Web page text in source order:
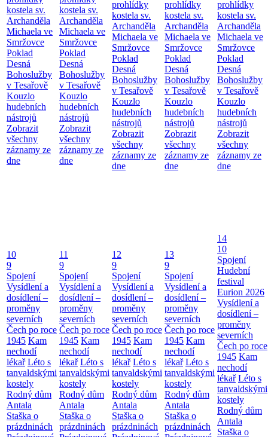
kostela sv.
Archanděla
Michaela ve
Smržovce
Poklad
Desná
Bohoslužby
v Tesařově
Kouzlo
hudebních
nástrojů
Zobrazit
všechny
záznamy ze
dne
kostela sv.
Archanděla
Michaela ve
Smržovce
Poklad
Desná
Bohoslužby
v Tesařově
Kouzlo
hudebních
nástrojů
Zobrazit
všechny
záznamy ze
dne
prohlídky
kostela sv.
Archanděla
Michaela ve
Smržovce
Poklad
Desná
Bohoslužby
v Tesařově
Kouzlo
hudebních
nástrojů
Zobrazit
všechny
záznamy ze
dne
prohlídky
kostela sv.
Archanděla
Michaela ve
Smržovce
Poklad
Desná
Bohoslužby
v Tesařově
Kouzlo
hudebních
nástrojů
Zobrazit
všechny
záznamy ze
dne
prohlídky
kostela sv.
Archanděla
Michaela ve
Smržovce
Poklad
Desná
Bohoslužby
v Tesařově
Kouzlo
hudebních
nástrojů
Zobrazit
všechny
záznamy ze
dne
10
9
Spojení
Vysídlení a
dosídlení –
proměny
severních
Čech po roce
1945 Kam
nechodí
lékař Léto s
tanvaldskými
kostely
Rodný dům
Antala
Staška o
prázdninách
11
9
Spojení
Vysídlení a
dosídlení –
proměny
severních
Čech po roce
1945 Kam
nechodí
lékař Léto s
tanvaldskými
kostely
Rodný dům
Antala
Staška o
prázdninách
12
9
Spojení
Vysídlení a
dosídlení –
proměny
severních
Čech po roce
1945 Kam
nechodí
lékař Léto s
tanvaldskými
kostely
Rodný dům
Antala
Staška o
prázdninách
13
9
Spojení
Vysídlení a
dosídlení –
proměny
severních
Čech po roce
1945 Kam
nechodí
lékař Léto s
tanvaldskými
kostely
Rodný dům
Antala
Staška o
prázdninách
14
10
Spojení
Hudební
festival
Eurion 2026
Vysídlení a
dosídlení –
proměny
severních
Čech po roce
1945 Kam
nechodí
lékař Léto s
tanvaldskými
kostely
Rodný dům
Antala
Staška o